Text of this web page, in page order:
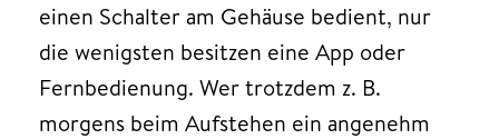
einen Schalter am Gehäuse bedient, nur
die wenigsten besitzen eine App oder
Fernbedienung. Wer trotzdem z. B.
morgens beim Aufstehen ein angenehm